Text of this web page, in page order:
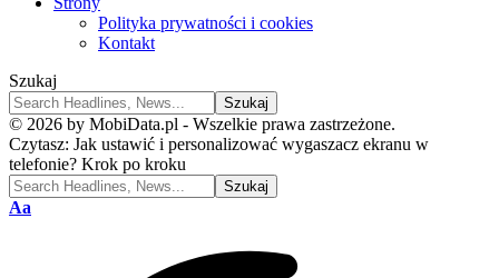
Polityka prywatności i cookies
Kontakt
Szukaj
© 2026 by MobiData.pl - Wszelkie prawa zastrzeżone.
Czytasz: Jak ustawić i personalizować wygaszacz ekranu w
telefonie? Krok po kroku
Font
Aa